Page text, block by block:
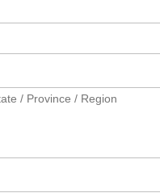
/ Province / Region